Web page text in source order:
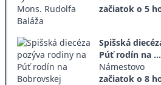
začiatok o 5
Spišská
Púť rodín na ...
Námestovo
začiatok o 8